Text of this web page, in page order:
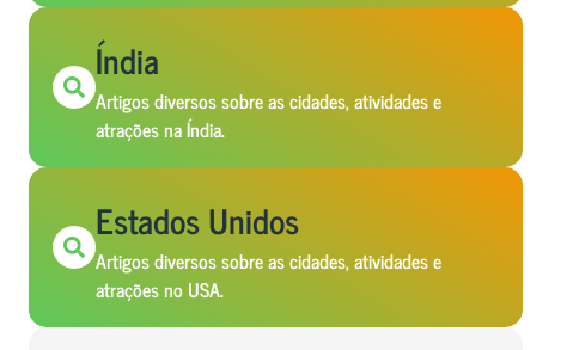
Índia
Artigos diversos sobre as cidades, atividades e
atrações na Índia.
Estados Unidos
Artigos diversos sobre as cidades, atividades e
atrações no USA.